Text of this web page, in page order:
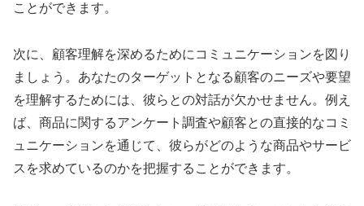
ことができます。
次に、顧客理解を深めるためにコミュニケーションを図り
ましょう。あなたのターゲットとなる顧客のニーズや要望
を理解するためには、彼らとの対話が欠かせません。例え
ば、商品に関するアンケート調査や顧客との直接的なコミ
ュニケーションを通じて、彼らがどのような商品やサービ
スを求めているのかを把握することができます。